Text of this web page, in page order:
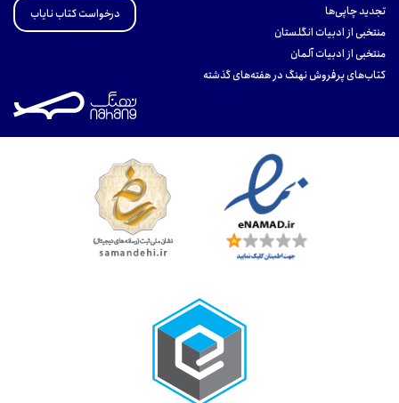
تجدید چاپی‌ها
منتخبی از ادبیات انگلستان
منتخبی از ادبیات آلمان
کتاب‌های پرفروش نهنگ در هفته‌های گذشته
درخواست کتاب نایاب